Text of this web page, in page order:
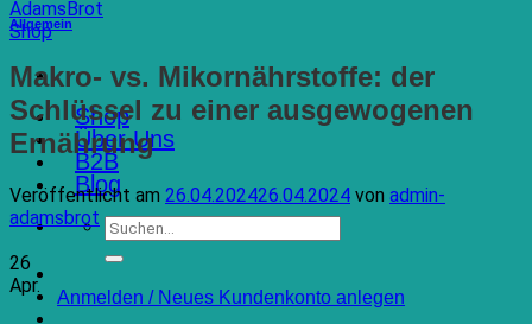
Shop
Über Uns
B2B
Blog
Suchen
nach:
Anmelden / Neues Kundenkonto anlegen
Allgemein
Makro- vs. Mikornährstoffe: der
Schlüssel zu einer ausgewogenen
Ernährung
Veröffentlicht am 26.04.202426.04.2024 von admin-
adamsbrot
26
Apr.